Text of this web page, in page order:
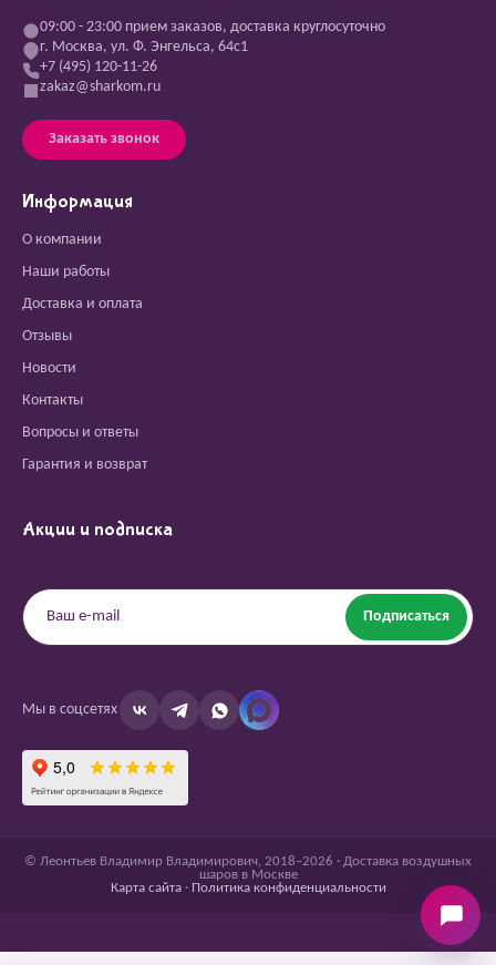
09:00 - 23:00 прием заказов, доставка круглосуточно
г. Москва, ул. Ф. Энгельса, 64с1
+7 (495) 120-11-26
zakaz@sharkom.ru
Заказать звонок
Информация
О компании
Наши работы
Доставка и оплата
Отзывы
Новости
Контакты
Вопросы и ответы
Гарантия и возврат
Акции и подписка
Подписаться
Мы в соцсетях
© Леонтьев Владимир Владимирович, 2018–2026 · Доставка воздушных
шаров в Москве
Карта сайта· Политика конфиденциальности